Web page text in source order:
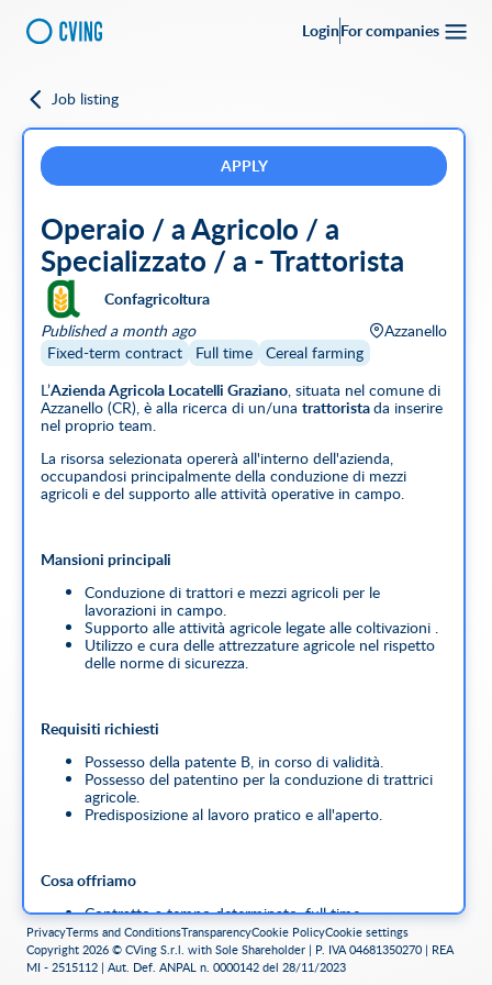
LoginFor companies
Full-time Full Remote CVing Referral
City
SEARCH
Go back
Job listing
APPLY
Operaio / a Agricolo / a
Specializzato / a - Trattorista
Confagricoltura
Published a month ago
Azzanello
Fixed-term contract
Full time
Cereal farming
L’Azienda Agricola Locatelli Graziano, situata nel comune di
Azzanello (CR), è alla ricerca di un/una trattoristada inserire
nel proprio team.
La risorsa selezionata opererà all'interno dell'azienda,
occupandosi principalmente della conduzione di mezzi
agricoli e del supporto alle attività operative in campo.
Mansioni principali
Conduzione di trattori e mezzi agricoli per le
lavorazioni in campo.
Supporto alle attività agricole legate alle coltivazioni .
Utilizzo e cura delle attrezzature agricole nel rispetto
delle norme di sicurezza.
Requisiti richiesti
Possesso della patente B, in corso di validità.
Possesso del patentino per la conduzione di trattrici
agricole.
Predisposizione al lavoro pratico e all'aperto.
Cosa offriamo
Contratto a tempo determinato, full time.
Inserimento in una realtà agricola consolidata
operante nei settori cerealicolo e zootecnico.
PrivacyTerms and ConditionsTransparencyCookie PolicyCookie settings
Copyright 2026 © CVing S.r.l. with Sole Shareholder | P. IVA 04681350270 | REA
MI - 2515112 | Aut. Def. ANPAL n. 0000142 del 28/11/2023